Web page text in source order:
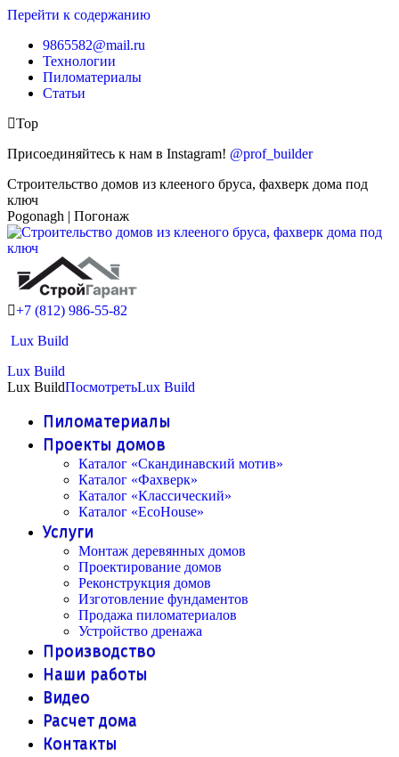
Перейти к содержанию
9865582@mail.ru
Технологии
Пиломатериалы
Статьи
Top
Присоединяйтесь к нам в Instagram! @prof_builder
Строительство домов из клееного бруса, фахверк дома под
ключ
Pogonagh | Погонаж
+7 (812) 986-55-82
Lux Build
Lux Build
Lux BuildПосмотретьLux Build
Пиломатериалы
Проекты домов
Каталог «Скандинавский мотив»
Каталог «Фахверк»
Каталог «Классический»
Каталог «EcoHouse»
Услуги
Монтаж деревянных домов
Проектирование домов
Реконструкция домов
Изготовление фундаментов
Продажа пиломатериалов
Устройство дренажа
Производство
Наши работы
Видео
Расчет дома
Контакты